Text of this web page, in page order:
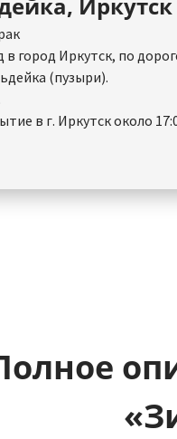
в город Иркутск, по
(пузыри).
в г. Иркутск около